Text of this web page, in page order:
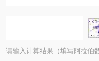
请输入计算结果（填写阿拉伯